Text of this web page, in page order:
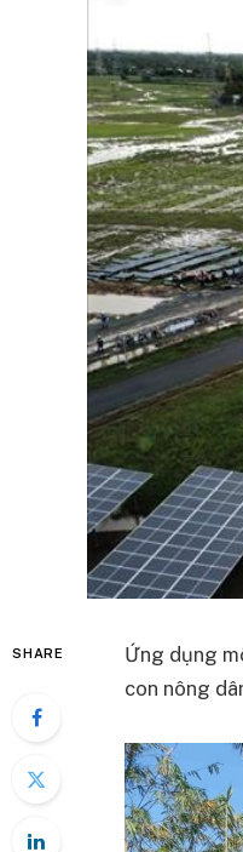
SHARE
Ứng dụng
con nông